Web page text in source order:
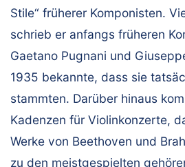
Stile“ früherer Komponisten.
schrieb er anfangs früheren
Gaetano Pugnani und
1935 bekannte, dass sie
stammten. Darüber hinaus
Kadenzen für Violinkonzerte,
Werke von Beethoven und
zu den meistgespielten